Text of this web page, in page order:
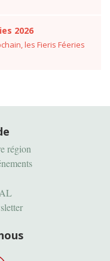
2026
les Fieris Féeries
région